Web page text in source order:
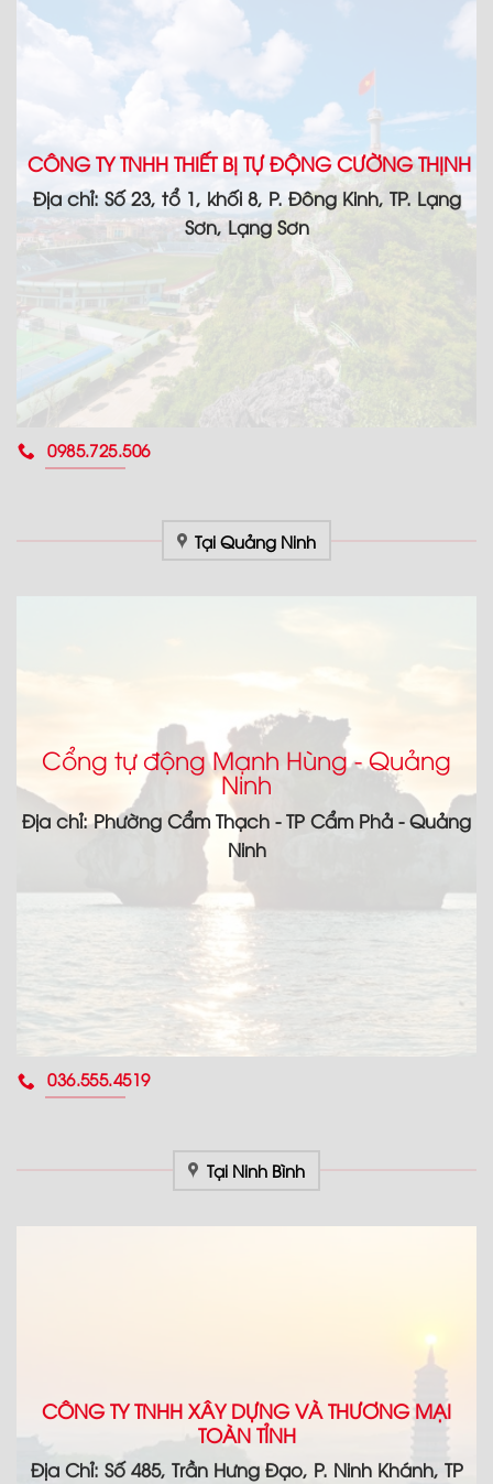
CÔNG TY TNHH THIẾT BỊ TỰ ĐỘNG CƯỜNG THỊNH
Địa chỉ: Số 23, tổ 1, khối 8, P. Đông Kinh, TP. Lạng
Sơn, Lạng Sơn
0985.725.506
Tại Quảng Ninh
Cổng tự động Mạnh Hùng - Quảng
Ninh
Địa chỉ: Phường Cẩm Thạch - TP Cẩm Phả - Quảng
Ninh
036.555.4519
Tại Ninh Bình
CÔNG TY TNHH XÂY DỰNG VÀ THƯƠNG MẠI
TOÀN TỈNH
Địa Chỉ: Số 485, Trần Hưng Đạo, P. Ninh Khánh, TP